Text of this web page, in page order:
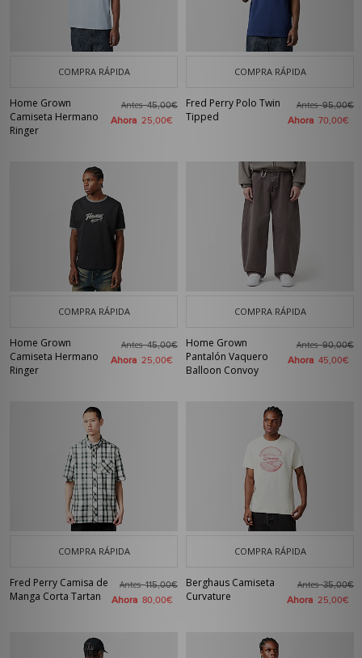
COMPRA RÁPIDA
Home Grown
Camiseta Hermano
Ringer
Antes45,00€
Ahora 25,00€
COMPRA RÁPIDA
Fred Perry Polo Twin
Tipped
Antes95,00€
Ahora 70,00€
COMPRA RÁPIDA
Home Grown
Camiseta Hermano
Ringer
Antes45,00€
Ahora 25,00€
COMPRA RÁPIDA
Home Grown
Pantalón Vaquero
Balloon Convoy
Antes90,00€
Ahora 45,00€
COMPRA RÁPIDA
Fred Perry Camisa de
Manga Corta Tartan
Antes115,00€
Ahora 80,00€
COMPRA RÁPIDA
Berghaus Camiseta
Curvature
Antes35,00€
Ahora 25,00€